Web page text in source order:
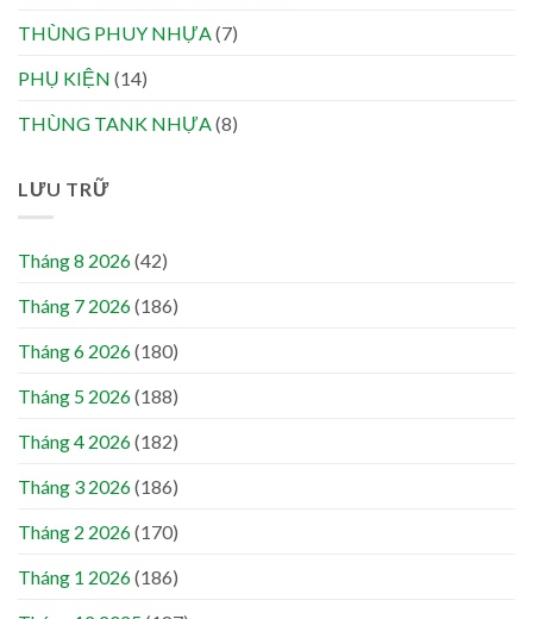
THÙNG PHUY NHỰA (7)
PHỤ KIỆN (14)
THÙNG TANK NHỰA (8)
LƯU TRỮ
Tháng 8 2026(42)
Tháng 7 2026(186)
Tháng 6 2026(180)
Tháng 5 2026(188)
Tháng 4 2026(182)
Tháng 3 2026(186)
Tháng 2 2026(170)
Tháng 1 2026(186)